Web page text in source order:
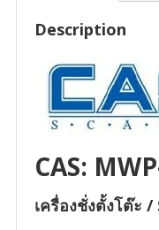
Description
CAS:
เครื่องชั่งตั้งโต๊ะ